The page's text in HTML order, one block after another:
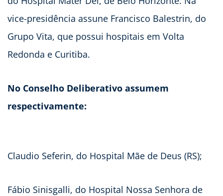
vice-presidência assune Francisco Balestrin, do
Grupo Vita, que possui hospitais em Volta
Redonda e Curitiba.
No Conselho Deliberativo assumem
respectivamente:
Claudio Seferin, do Hospital Mãe de Deus (RS);
Fábio Sinisgalli, do Hospital Nossa Senhora de